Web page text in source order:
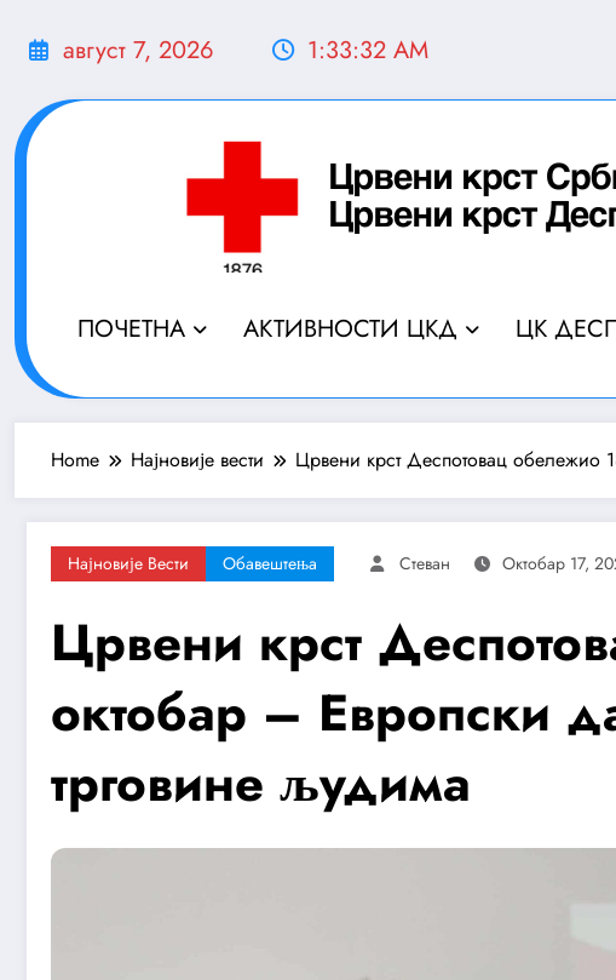
август 7, 2026 1:33:33 AM
ПОЧЕТНА АКТИВНОСТИ ЦКД ЦК
Home Најновије вести Црвени крст Деспотовац обележио
Најновије Вести Обавештења Стеван Октобар 17,
Црвени крст
октобар – Европски
трговине људима